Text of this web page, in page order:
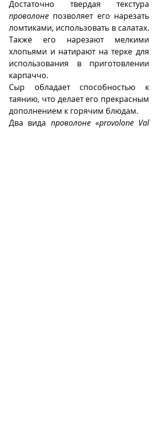
проволоне позволяет его нарезать
ломтиками, использовать в салатах.
Также его нарезают мелкими
хлопьями и натирают на терке для
использования в приготовлении
карпаччо.
Сыр обладает способностью к
таянию, что делает его прекрасным
дополнением к горячим блюдам.
Два вида проволоне «provolone Val